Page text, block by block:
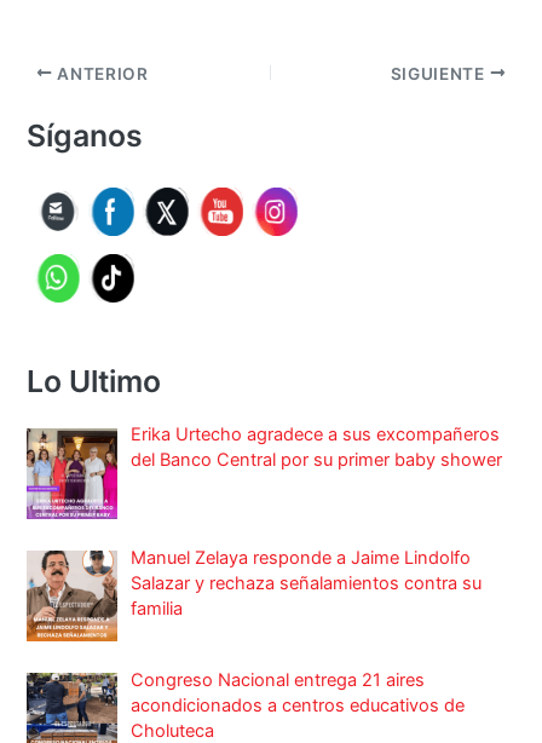
ANTERIOR SIGUIENTE
Síganos
Lo Ultimo
Erika Urtecho agradece a sus excompañeros
del Banco Central por su primer baby shower
Manuel Zelaya responde a Jaime Lindolfo
Salazar y rechaza señalamientos contra su
familia
Congreso Nacional entrega 21 aires
acondicionados a centros educativos de
Choluteca